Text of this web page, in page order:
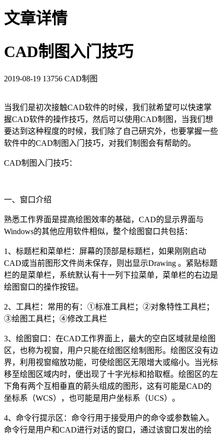
文章详情
CAD制图入门技巧
2019-08-19 13756 CAD制图
当我们是初次接触CAD软件的时候，我们就希望可以快速掌
握CAD软件的操作技巧，然后可以使用CAD制图，当我们想
要达到这种程度的时候，我们除了自己研究外，也要掌握一些
软件中的CAD制图入门技巧，对我们制图会有帮助的。
CAD制图入门技巧：
一、窗口介绍
熟悉工作界面是提高绘图效率的基础， CAD的显示界面与
Windows的其他应用软件相似，整个绘图窗口共包括：
1、标题栏和菜单栏：屏幕的顶部是标题栏，如果刚刚启动
CAD或当前图形文件尚未保存，则出显示Drawing 。紧贴标题
栏的是菜单栏，系统默认有十一列下拉菜单，菜单栏的右边是
绘图窗口的操作按钮。
2、工具栏：常用的有：①标准工具栏；②对象特性工具栏；
③绘图工具栏；④修改工具栏
3、绘图窗口：在CAD工作界面上，最大的空白区域就是绘图
区，也称为视窗，用户只能在绘图区绘制图形。绘图区没有边
界，利用视窗缩放功能，可使绘图区无限增大或缩小。当光标
移至绘图区域内时，便出现了十字光标和拾取框。绘图区的左
下角有两个互相垂直的箭头组成的图形，这有可能是CAD的
坐标系（WCS），也可能是用户坐标系（UCS）。
4、命令行提示区：命令行用于接受用户的命令或参数输入。
命令行是用户和CAD进行对话的窗口，通过该窗口发出的绘